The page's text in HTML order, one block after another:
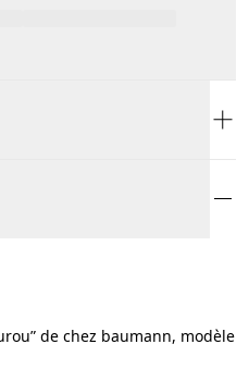
de chez baumann, modèle